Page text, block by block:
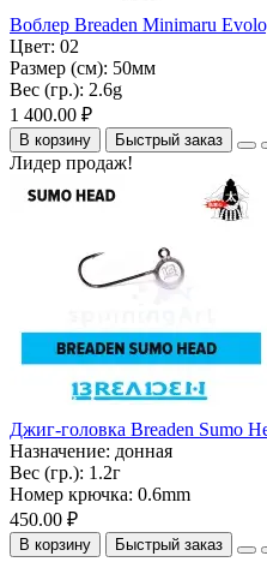
Воблер Breaden Minimaru
Цвет: 02
Размер (см): 50мм
Вес (гр.): 2.6g
1 400.00 ₽
В корзину Быстрый заказ
Лидер продаж!
Джиг-головка Breaden Sumo
Назначение: донная
Вес (гр.): 1.2г
Номер крючка: 0.6mm
450.00 ₽
В корзину Быстрый заказ